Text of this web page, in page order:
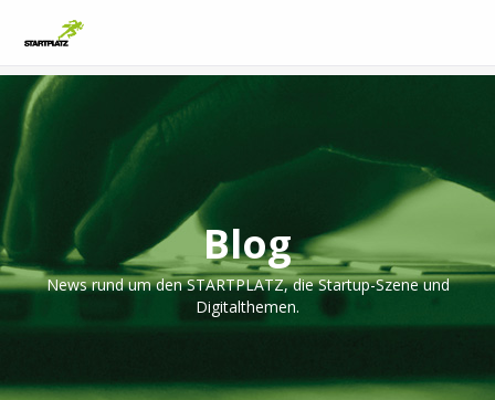
Blog
News rund um den STARTPLATZ, die Startup-Szene und
Digitalthemen.